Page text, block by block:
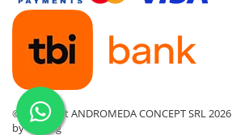
©Copyright ANDROMEDA CONCEPT SRL 2026
by Gomag